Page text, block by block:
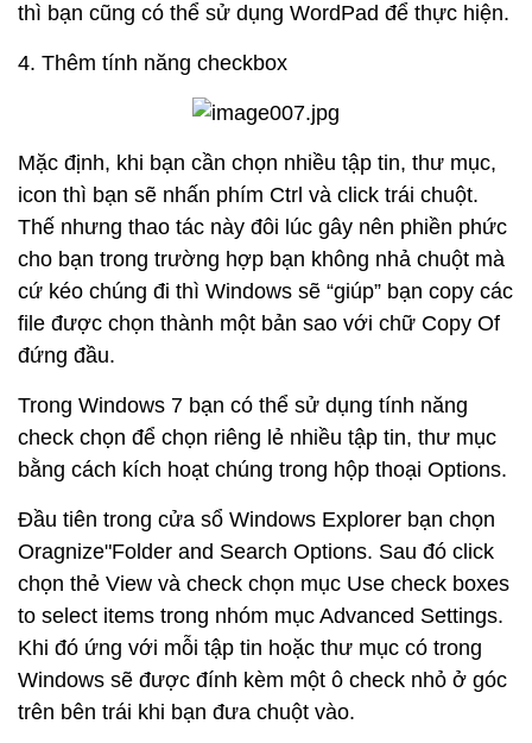
thì bạn cũng có thể sử dụng WordPad để thực hiện.
4. Thêm tính năng checkbox
Mặc định, khi bạn cần chọn nhiều tập tin, thư mục,
icon thì bạn sẽ nhấn phím Ctrl và click trái chuột.
Thế nhưng thao tác này đôi lúc gây nên phiền phức
cho bạn trong trường hợp bạn không nhả chuột mà
cứ kéo chúng đi thì Windows sẽ “giúp” bạn copy các
file được chọn thành một bản sao với chữ Copy Of
đứng đầu.
Trong Windows 7 bạn có thể sử dụng tính năng
check chọn để chọn riêng lẻ nhiều tập tin, thư mục
bằng cách kích hoạt chúng trong hộp thoại Options.
Đầu tiên trong cửa sổ Windows Explorer bạn chọn
Oragnize"Folder and Search Options. Sau đó click
chọn thẻ View và check chọn mục Use check boxes
to select items trong nhóm mục Advanced Settings.
Khi đó ứng với mỗi tập tin hoặc thư mục có trong
Windows sẽ được đính kèm một ô check nhỏ ở góc
trên bên trái khi bạn đưa chuột vào.